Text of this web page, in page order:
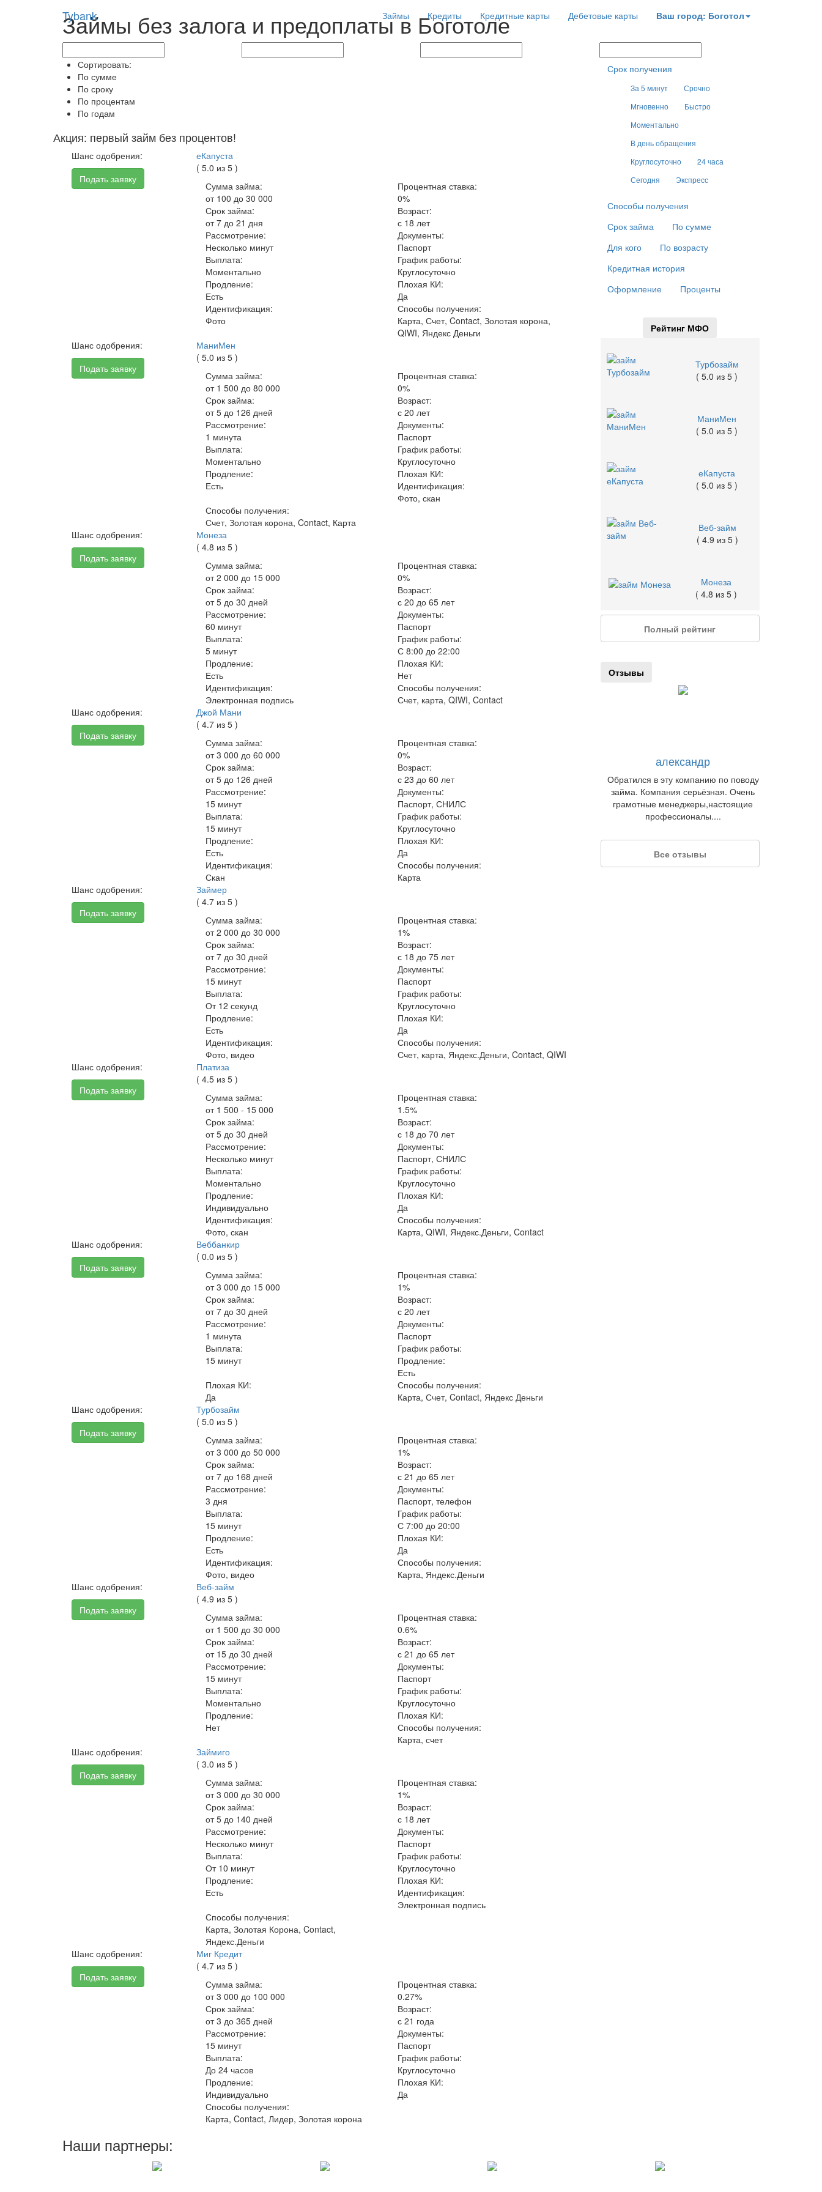
Tybank Займы Кредиты Кредитные карты Дебетовые карты Ваш город: Боготол
Займы без залога и предоплаты в Боготоле
Сортировать:
По сумме
По сроку
По процентам
По годам
Акция: первый займ без процентов!
Шанс одобрения:
Подать заявку
еКапуста
( 5.0 из 5 )
Сумма займа:
от 100 до 30 000
Процентная ставка:
0%
Срок займа:
от 7 до 21 дня
Возраст:
с 18 лет
Рассмотрение:
Несколько минут
Документы:
Паспорт
Выплата:
Моментально
График работы:
Круглосуточно
Продление:
Есть
Плохая КИ:
Да
Идентификация:
Фото
Способы получения:
Карта, Счет, Contact, Золотая корона,
QIWI, Яндекс Деньги
Шанс одобрения:
Подать заявку
МаниМен
( 5.0 из 5 )
Сумма займа:
от 1 500 до 80 000
Процентная ставка:
0%
Срок займа:
от 5 до 126 дней
Возраст:
с 20 лет
Рассмотрение:
1 минута
Документы:
Паспорт
Выплата:
Моментально
График работы:
Круглосуточно
Продление:
Есть
Плохая КИ:
Идентификация:
Фото, скан
Способы получения:
Счет, Золотая корона, Contact, Карта
Шанс одобрения:
Подать заявку
Монеза
( 4.8 из 5 )
Сумма займа:
от 2 000 до 15 000
Процентная ставка:
0%
Срок займа:
от 5 до 30 дней
Возраст:
с 20 до 65 лет
Рассмотрение:
60 минут
Документы:
Паспорт
Выплата:
5 минут
График работы:
С 8:00 до 22:00
Продление:
Есть
Плохая КИ:
Нет
Идентификация:
Электронная подпись
Способы получения:
Счет, карта, QIWI, Contact
Шанс одобрения:
Подать заявку
Джой Мани
( 4.7 из 5 )
Сумма займа:
от 3 000 до 60 000
Процентная ставка:
0%
Срок займа:
от 5 до 126 дней
Возраст:
с 23 до 60 лет
Рассмотрение:
15 минут
Документы:
Паспорт, СНИЛС
Выплата:
15 минут
График работы:
Круглосуточно
Продление:
Есть
Плохая КИ:
Да
Идентификация:
Скан
Способы получения:
Карта
Шанс одобрения:
Подать заявку
Займер
( 4.7 из 5 )
Сумма займа:
от 2 000 до 30 000
Процентная ставка:
1%
Срок займа:
от 7 до 30 дней
Возраст:
с 18 до 75 лет
Рассмотрение:
15 минут
Документы:
Паспорт
Выплата:
От 12 секунд
График работы:
Круглосуточно
Продление:
Есть
Плохая КИ:
Да
Идентификация:
Фото, видео
Способы получения:
Счет, карта, Яндекс.Деньги, Contact, QIWI
Шанс одобрения:
Подать заявку
Платиза
( 4.5 из 5 )
Сумма займа:
от 1 500 - 15 000
Процентная ставка:
1.5%
Срок займа:
от 5 до 30 дней
Возраст:
с 18 до 70 лет
Рассмотрение:
Несколько минут
Документы:
Паспорт, СНИЛС
Выплата:
Моментально
График работы:
Круглосуточно
Продление:
Индивидуально
Плохая КИ:
Да
Идентификация:
Фото, скан
Способы получения:
Карта, QIWI, Яндекс.Деньги, Contact
Шанс одобрения:
Подать заявку
Веббанкир
( 0.0 из 5 )
Сумма займа:
от 3 000 до 15 000
Процентная ставка:
1%
Срок займа:
от 7 до 30 дней
Возраст:
с 20 лет
Рассмотрение:
1 минута
Документы:
Паспорт
Выплата:
15 минут
График работы:
Продление:
Есть
Плохая КИ:
Да
Способы получения:
Карта, Счет, Contact, Яндекс Деньги
Шанс одобрения:
Подать заявку
Турбозайм
( 5.0 из 5 )
Сумма займа:
от 3 000 до 50 000
Процентная ставка:
1%
Срок займа:
от 7 до 168 дней
Возраст:
с 21 до 65 лет
Рассмотрение:
3 дня
Документы:
Паспорт, телефон
Выплата:
15 минут
График работы:
С 7:00 до 20:00
Продление:
Есть
Плохая КИ:
Да
Идентификация:
Фото, видео
Способы получения:
Карта, Яндекс.Деньги
Шанс одобрения:
Подать заявку
Веб-займ
( 4.9 из 5 )
Сумма займа:
от 1 500 до 30 000
Процентная ставка:
0.6%
Срок займа:
от 15 до 30 дней
Возраст:
с 21 до 65 лет
Рассмотрение:
15 минут
Документы:
Паспорт
Выплата:
Моментально
График работы:
Круглосуточно
Продление:
Нет
Плохая КИ:
Способы получения:
Карта, счет
Шанс одобрения:
Подать заявку
Займиго
( 3.0 из 5 )
Сумма займа:
от 3 000 до 30 000
Процентная ставка:
1%
Срок займа:
от 5 до 140 дней
Возраст:
с 18 лет
Рассмотрение:
Несколько минут
Документы:
Паспорт
Выплата:
От 10 минут
График работы:
Круглосуточно
Продление:
Есть
Плохая КИ:
Идентификация:
Электронная подпись
Способы получения:
Карта, Золотая Корона, Contact,
Яндекс.Деньги
Шанс одобрения:
Подать заявку
Миг Кредит
( 4.7 из 5 )
Сумма займа:
от 3 000 до 100 000
Процентная ставка:
0.27%
Срок займа:
от 3 до 365 дней
Возраст:
с 21 года
Рассмотрение:
15 минут
Документы:
Паспорт
Выплата:
До 24 часов
График работы:
Круглосуточно
Продление:
Индивидуально
Плохая КИ:
Да
Способы получения:
Карта, Contact, Лидер, Золотая корона
Срок получения
За 5 минут
Срочно
Мгновенно
Быстро
Моментально
В день обращения
Круглосуточно
24 часа
Сегодня
Экспресс
Способы получения
Срок займа
По сумме
Для кого
По возрасту
Кредитная история
Оформление
Проценты
Рейтинг МФО
Турбозайм
( 5.0 из 5 )
МаниМен
( 5.0 из 5 )
еКапуста
( 5.0 из 5 )
Веб-займ
( 4.9 из 5 )
Монеза
( 4.8 из 5 )
Полный рейтинг
Отзывы
александр
Обратился в эту компанию по поводу
займа. Компания серьёзная. Очень
грамотные менеджеры,настоящие
профессионалы....
Все отзывы
Наши партнеры: